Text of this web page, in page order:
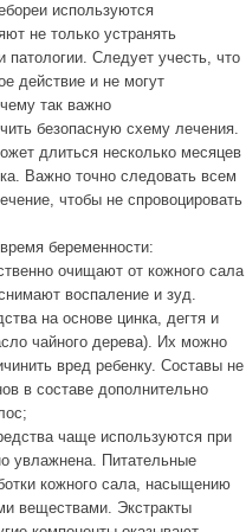
используются
не только устранять
патологии. Следует учесть, что
действие и не могут
так важно
безопасную схему лечения.
длиться несколько месяцев
Важно точно следовать всем
чтобы не спровоцировать
беременности:
очищают от кожного сала
воспаление и зуд.
на основе цинка, дегтя и
чайного дерева). Их можно
вред ребенку. Составы не
в составе дополнительно
чаще используются при
увлажнена. Питательные
кожного сала, насыщению
веществами. Экстракты